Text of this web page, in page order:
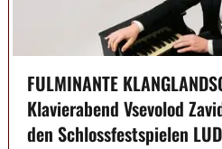
FULMINANTE
Klavierabend Vsevolod
den Schlossfestspielen